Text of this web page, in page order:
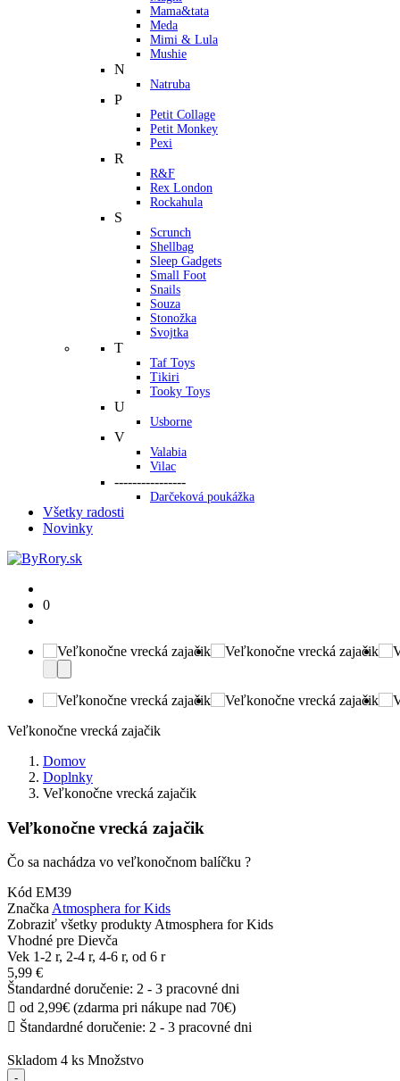
Mama&tata
Meda
Mimi & Lula
Mushie
N
Natruba
P
Petit Collage
Petit Monkey
Pexi
R
R&F
Rex London
Rockahula
S
Scrunch
Shellbag
Sleep Gadgets
Small Foot
Snails
Souza
Stonožka
Svojtka
T
Taf Toys
Tikiri
Tooky Toys
U
Usborne
V
Valabia
Vilac
----------------
Darčeková poukážka
Všetky radosti
Novinky
0
Veľkonočne vrecká zajačik
Domov
Doplnky
Veľkonočne vrecká zajačik
Veľkonočne vrecká zajačik
Čo sa nachádza vo veľkonočnom balíčku ?
Kód EM39
ZnačkaAtmosphera for Kids
Zobraziť všetky produkty Atmosphera for Kids
Vhodné pre Dievča
Vek 1-2 r, 2-4 r, 4-6 r, od 6 r
5,99 €
Štandardné doručenie: 2 - 3 pracovné dni
 od 2,99€ (zdarma pri nákupe nad 70€)
 Štandardné doručenie: 2 - 3 pracovné dni
Skladom 4 ks Množstvo
-